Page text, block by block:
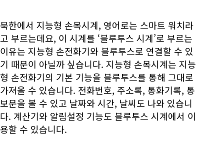
북한에서 지능형 손목시계, 영어로는 스마트 워치라
고 부르는데요, 이 시계를 ‘블루투스 시계’로 부르는
이유는 지능형 손전화기와 블루투스로 연결할 수 있
기 때문이 아닐까 싶습니다. 지능형 손목시계는 지능
형 손전화기의 기본 기능을 블루투스를 통해 그대로
가져올 수 있습니다. 전화번호, 주소록, 통화기록, 통
보문을 볼 수 있고 날짜와 시간, 날씨도 나와 있습니
다. 계산기와 알림설정 기능도 블루투스 시계에서 이
용할 수 있습니다.